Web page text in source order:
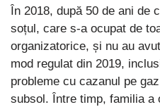
În 2018, după 50 de ani de
soțul, care s-a ocupat de
organizatorice, și nu au
mod regulat din 2019,
probleme cu cazanul pe
subsol. Între timp, familia a